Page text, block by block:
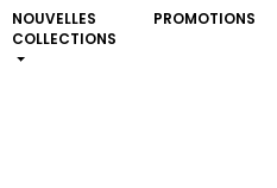
NOUVELLES
COLLECTIONS
PROMOTIONS